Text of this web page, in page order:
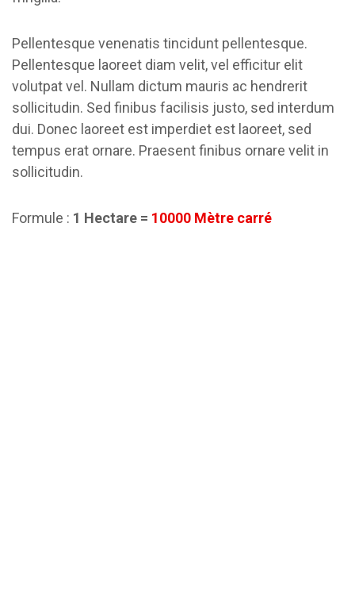
Pellentesque venenatis tincidunt pellentesque.
Pellentesque laoreet diam velit, vel efficitur elit
volutpat vel. Nullam dictum mauris ac hendrerit
sollicitudin. Sed finibus facilisis justo, sed interdum
dui. Donec laoreet est imperdiet est laoreet, sed
tempus erat ornare. Praesent finibus ornare velit in
sollicitudin.
Formule : 1 Hectare = 10000 Mètre carré